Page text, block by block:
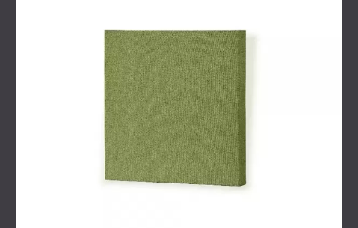
3D, o zmiennej grubości (50x50 cm, 4 cm i 5
Rozwiązanie
Nasze podejście stawiało na wydajność bez uszczerbku
dla jakości. Zastąpiliśmy standardowe panele rastrowe
panelami akustycznymi o niestandardowych rozmiarach,
dostosowanymi do zwiększonej absorpcji dźwięku. Aby